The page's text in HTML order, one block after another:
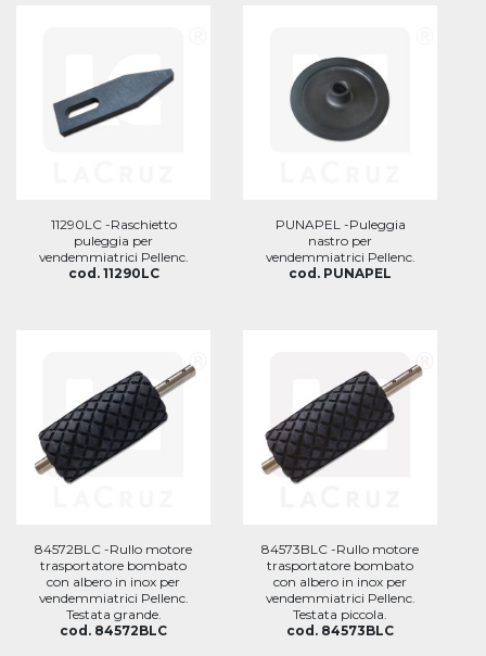
11290LC -Raschietto
puleggia per
vendemmiatrici Pellenc.
cod. 11290LC
PUNAPEL -Puleggia
nastro per
vendemmiatrici Pellenc.
cod. PUNAPEL
84572BLC -Rullo motore
trasportatore bombato
con albero in inox per
vendemmiatrici Pellenc.
Testata grande.
cod. 84572BLC
84573BLC -Rullo motore
trasportatore bombato
con albero in inox per
vendemmiatrici Pellenc.
Testata piccola.
cod. 84573BLC